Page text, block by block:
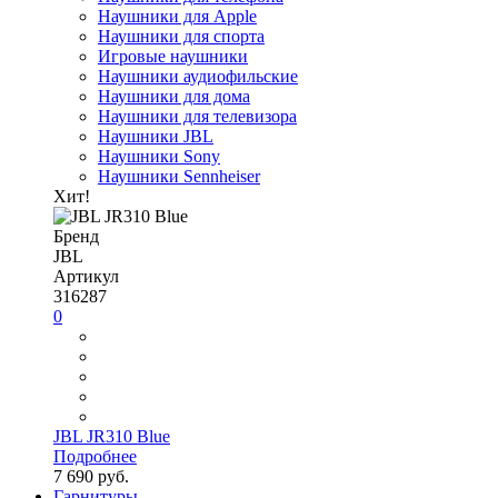
Наушники для Apple
Наушники для спорта
Игровые наушники
Наушники аудиофильские
Наушники для дома
Наушники для телевизора
Наушники JBL
Наушники Sony
Наушники Sennheiser
Хит!
Бренд
JBL
Артикул
316287
0
JBL JR310 Blue
Подробнее
7 690 руб.